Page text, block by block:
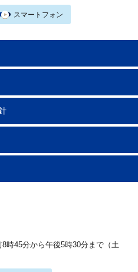
スマートフォン
45分から午後5時30分まで（土